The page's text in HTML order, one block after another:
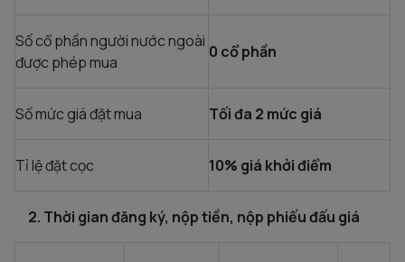
Số cổ phần người nước ngoài
được phép mua
0 cổ phần
Số mức giá đặt mua Tối đa 2 mức giá
Tỉ lệ đặt cọc 10% giá khởi điểm
2. Thời gian đăng ký, nộp tiền, nộp phiếu đấu giá